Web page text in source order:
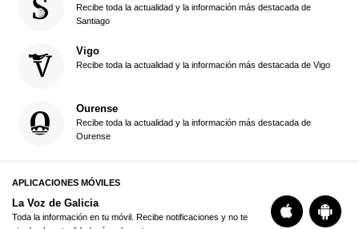
Recibe toda la actualidad y la información más destacada de
Santiago
Vigo
Recibe toda la actualidad y la información más destacada de Vigo
Ourense
Recibe toda la actualidad y la información más destacada de
Ourense
APLICACIONES MÓVILES
La Voz de Galicia
Toda la información en tu móvil. Recibe notificaciones y no te